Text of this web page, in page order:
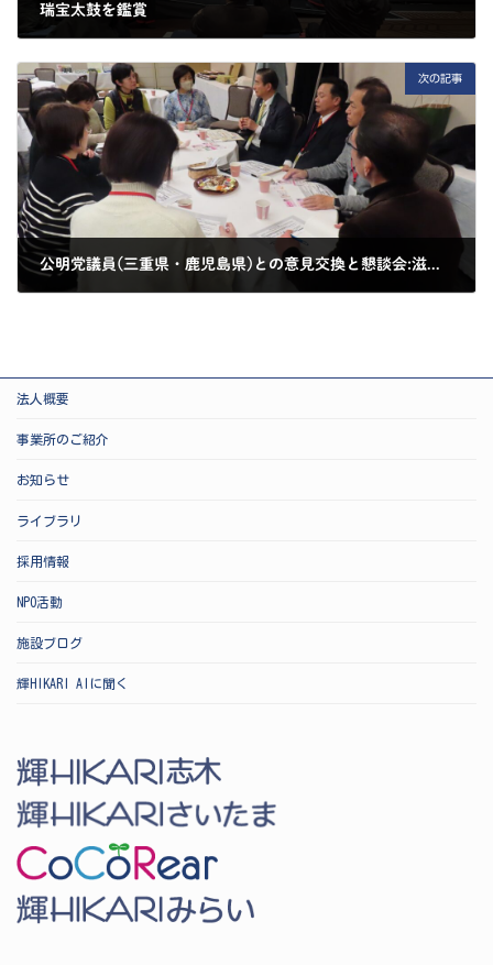
瑞宝太鼓を鑑賞
次の記事
公明党議員(三重県・鹿児島県)との意見交換と懇談会:滋賀県大津市
法人概要
事業所のご紹介
お知らせ
ライブラリ
採用情報
NPO活動
施設ブログ
輝HIKARI AIに聞く